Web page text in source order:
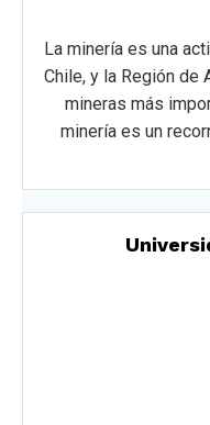
La minería es una
Chile, y la Región de
mineras más
minería es un